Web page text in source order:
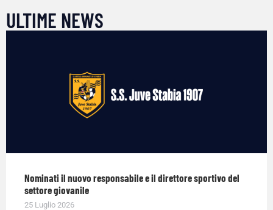
ULTIME NEWS
Nominati il nuovo responsabile e il direttore sportivo del
settore giovanile
25 Luglio 2026